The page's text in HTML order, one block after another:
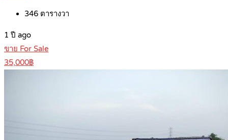
346 ตารางวา
1 ปี ago
ขาย For Sale
35,000฿